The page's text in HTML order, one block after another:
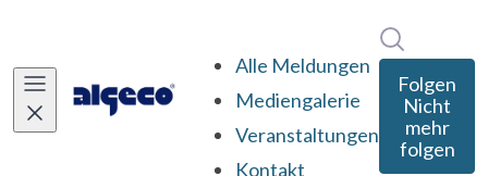
Alle Meldungen
Mediengalerie
Veranstaltungen
Kontakt
Folgen
Nicht
mehr
folgen